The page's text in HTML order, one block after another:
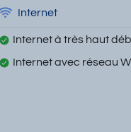
Internet
Internet à très haut
Internet avec réseau